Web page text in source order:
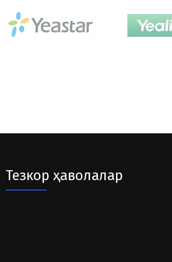
Тезкор ҳаволалар